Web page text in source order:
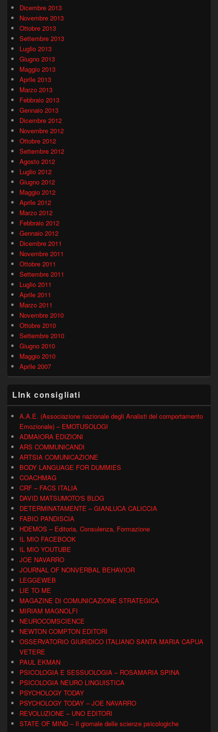
Dicembre 2013
Novembre 2013
Ottobre 2013
Settembre 2013
Luglio 2013
Giugno 2013
Maggio 2013
Aprile 2013
Marzo 2013
Febbraio 2013
Gennaio 2013
Dicembre 2012
Novembre 2012
Ottobre 2012
Settembre 2012
Agosto 2012
Luglio 2012
Giugno 2012
Maggio 2012
Aprile 2012
Marzo 2012
Febbraio 2012
Gennaio 2012
Dicembre 2011
Novembre 2011
Ottobre 2011
Settembre 2011
Luglio 2011
Aprile 2011
Marzo 2011
Novembre 2010
Ottobre 2010
Settembre 2010
Giugno 2010
Maggio 2010
Aprile 2007
LInk consigliati
A.A.E. (Associazione nazionale degli Analisti del comportamento
Emozionale) – EMOTUSOLOGI
ADMAIORA EDIZIONI
ARS COMMUNICANDI
ARTSIA COMUNICAZIONE
BODY LANGUAGE FOR DUMMIES
COACHMAG
CRF – FACS ITALIA
DAVID MATSUMOTO'S BLOG
DETERMINATAMENTE – GIANLUCA CALICCIA
FABIO PANDISCIA
HDEMOS – Editoria, Consulenza, Formazione
IL MIO FACEBOOK
IL MIO YOUTUBE
JOE NAVARRO
JOURNAL OF NONVERBAL BEHAVIOR
LEGGEWEB
LIE TO ME
MAGAZINE DI COMUNICAZIONE STRATEGICA
MIRIAM MAGNOLFI
NEUROCOMSCIENCE
NEWTON COMPTON EDITORI
OSSERVATORIO GIURIDICO ITALIANO SANTA MARIA CAPUA
VETERE
PAUL EKMAN
PSICOLOGIA E SESSUOLOGIA – ROSAMARIA SPINA
PSICOLOGIA NEURO LINGUISTICA
PSYCHOLOGY TODAY
PSYCHOLOGY TODAY – JOE NAVARRO
REVOLUZIONE – UNO EDITORI
STATE OF MIND – Il giornale delle scienze psicologiche